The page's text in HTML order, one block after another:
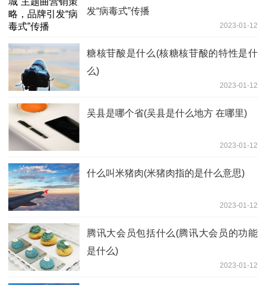
发“病毒式”传播
2023-01-12
糖核苷酸是什么(核糖核苷酸的特性是什
么)
2023-01-12
吴县是哪个省(吴县是什么地方 在哪里)
2023-01-12
什么叫米猪肉(米猪肉指的是什么意思)
2023-01-12
腾讯大会员包括什么(腾讯大会员的功能
是什么)
2023-01-12